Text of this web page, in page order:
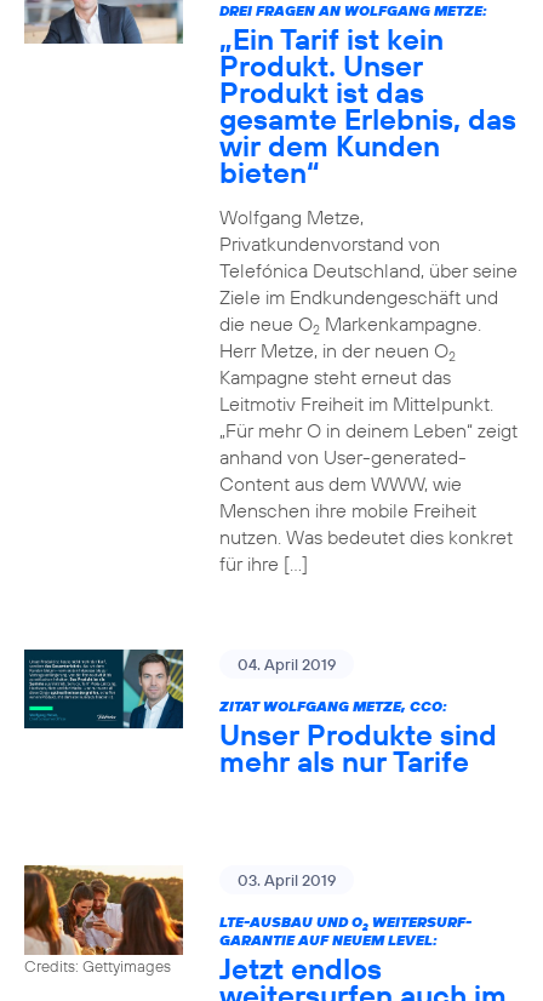
DREI FRAGEN AN WOLFGANG METZE:
„Ein Tarif ist kein
Produkt. Unser
Produkt ist das
gesamte Erlebnis, das
wir dem Kunden
bieten“
Wolfgang Metze,
Privatkundenvorstand von
Telefónica Deutschland, über seine
Ziele im Endkundengeschäft und
die neue O2Markenkampagne.
Herr Metze, in der neuen O2
Kampagne steht erneut das
Leitmotiv Freiheit im Mittelpunkt.
„Für mehr O in deinem Leben“ zeigt
anhand von User-generated-
Content aus dem WWW, wie
Menschen ihre mobile Freiheit
nutzen. Was bedeutet dies konkret
für ihre […]
04. April 2019
ZITAT WOLFGANG METZE, CCO:
Unser Produkte sind
mehr als nur Tarife
Credits: Gettyimages
03. April 2019
LTE-AUSBAU UND O2WEITERSURF-
GARANTIE AUF NEUEM LEVEL:
Jetzt endlos